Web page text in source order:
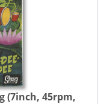
(7inch, 45rpm,